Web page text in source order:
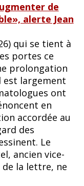
de
alerte Jean
qui se tient à
portes ce
prolongation
est largement
ont
en
accordée au
des
Le
ancien vice-
la lettre, ne